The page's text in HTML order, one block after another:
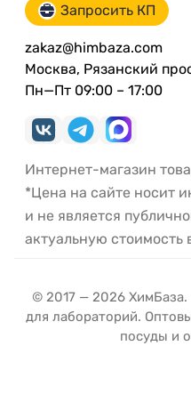
Запросить КП
zakaz@himbaza.com
Москва, Рязанский
Пн—Пт 09:00 – 17:00
Интернет-магазин
*Цена на сайте носит
и не является
актуальную стоимость
© 2017 — 2026 ХимБаза.
для лабораторий.
посуды и